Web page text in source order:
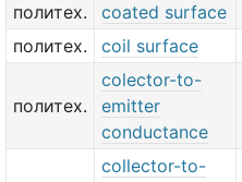
политех.
coated surface
политех.
coil surface
политех.
colector-to-
emitter
conductance
collector-to-